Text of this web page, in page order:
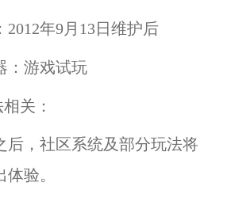
2012年9月13日维护后
游戏试玩
关：
， 社区系统及部分玩法将
体验。